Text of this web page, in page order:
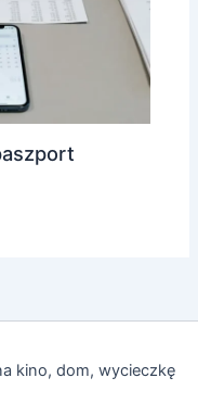
kino, dom, wycieczkę